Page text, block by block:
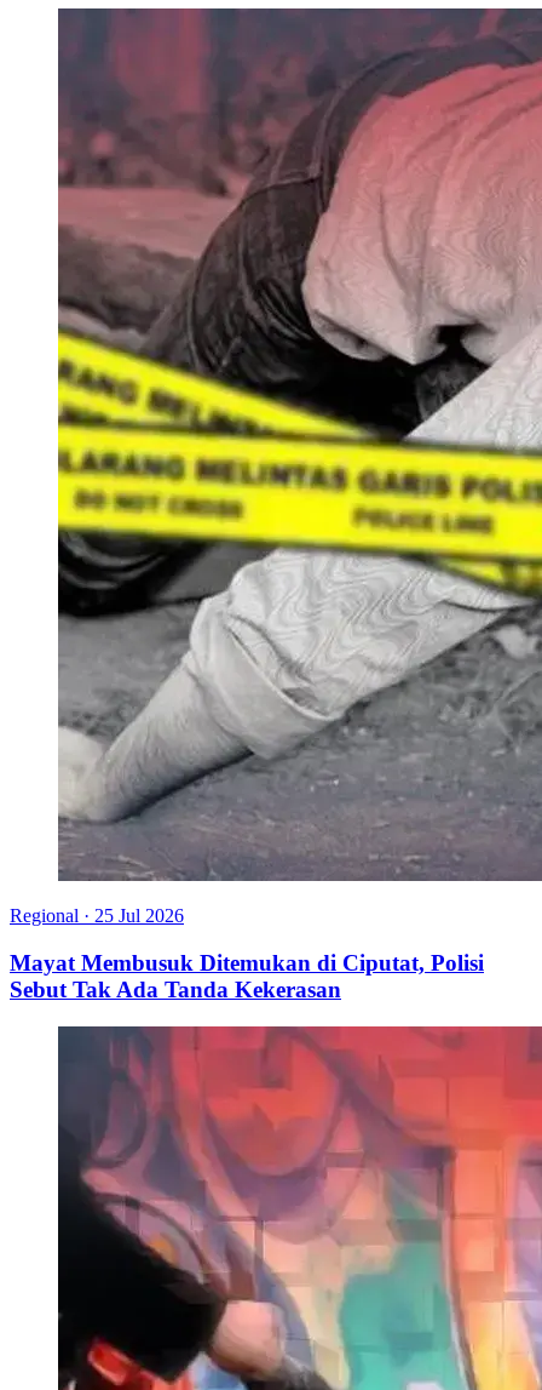
Regional · 25 Jul 2026
Mayat Membusuk Ditemukan di Ciputat, Polisi
Sebut Tak Ada Tanda Kekerasan